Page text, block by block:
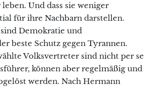
Und dass sie weniger
für ihre Nachbarn darstellen.
Demokratie und
beste Schutz gegen Tyrannen.
Volksvertreter sind nicht per se
können aber regelmäßig und
werden. Nach Hermann